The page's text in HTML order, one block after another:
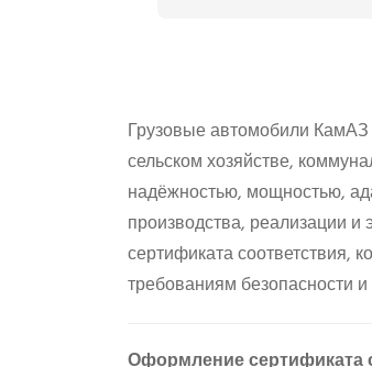
Грузовые автомобили КамАЗ
сельском хозяйстве,
надёжностью, мощностью,
производства, реализации
сертификата соответствия,
требованиям безопасности и
Оформление сертификата